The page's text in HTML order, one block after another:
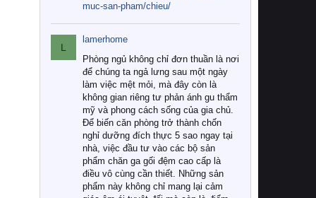
muc-san-pham/chieu/
L
lamerhome
Phòng ngủ không chỉ đơn thuần là nơi
để chúng ta ngả lưng sau một ngày
làm việc mệt mỏi, mà đây còn là
không gian riêng tư phản ánh gu thẩm
mỹ và phong cách sống của gia chủ.
Để biến căn phòng trở thành chốn
nghỉ dưỡng đích thực 5 sao ngay tại
nhà, việc đầu tư vào các bộ sản
phẩm chăn ga gối đệm cao cấp là
điều vô cùng cần thiết. Những sản
phẩm này không chỉ mang lại cảm